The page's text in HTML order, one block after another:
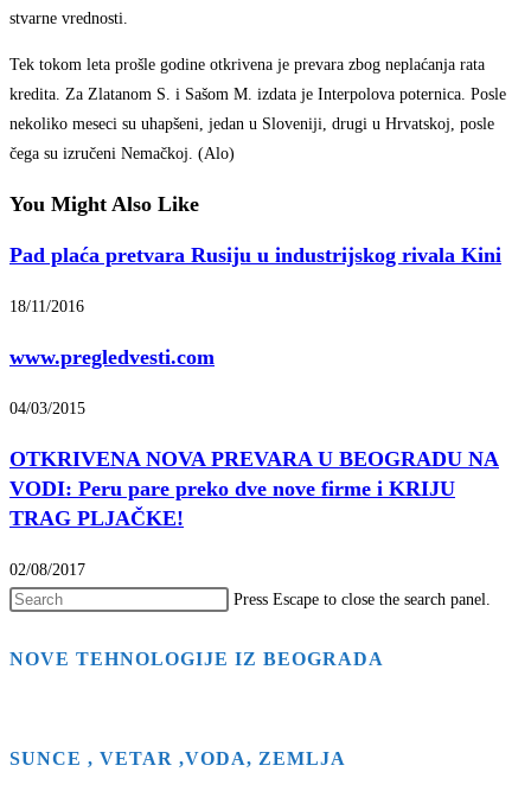
stvarne vrednosti.
Tek tokom leta prošle godine otkrivena je prevara zbog neplaćanja rata
kredita. Za Zlatanom S. i Sašom M. izdata je Interpolova poternica. Posle
nekoliko meseci su uhapšeni, jedan u Sloveniji, drugi u Hrvatskoj, posle
čega su izručeni Nemačkoj. (Alo)
You Might Also Like
Pad plaća pretvara Rusiju u industrijskog rivala Kini
18/11/2016
www.pregledvesti.com
04/03/2015
OTKRIVENA NOVA PREVARA U BEOGRADU NA
VODI: Peru pare preko dve nove firme i KRIJU
TRAG PLJAČKE!
02/08/2017
Press Escape to close the search panel.
NOVE TEHNOLOGIJE IZ BEOGRADA
SUNCE , VETAR ,VODA, ZEMLJA